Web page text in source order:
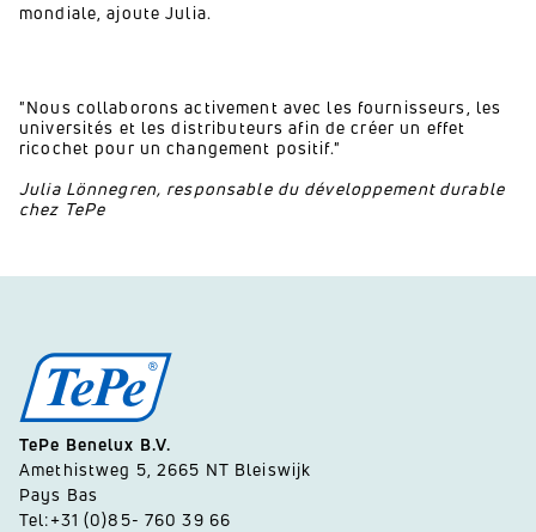
mondiale, ajoute Julia.
"Nous collaborons activement avec les fournisseurs, les
universités et les distributeurs afin de créer un effet
ricochet pour un changement positif."
Julia Lönnegren, responsable du développement durable
chez TePe
TePe Benelux B.V.
Amethistweg 5, 2665 NT Bleiswijk
Pays Bas
Tel:+31 (0)85- 760 39 66